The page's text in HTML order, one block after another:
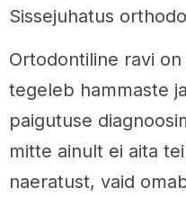
Sissejuhatus
Ortodontiline ravi
tegeleb hammaste
paigutuse
mitte ainult ei aita
naeratust, vaid